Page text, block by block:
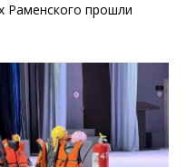
Раменского прошли